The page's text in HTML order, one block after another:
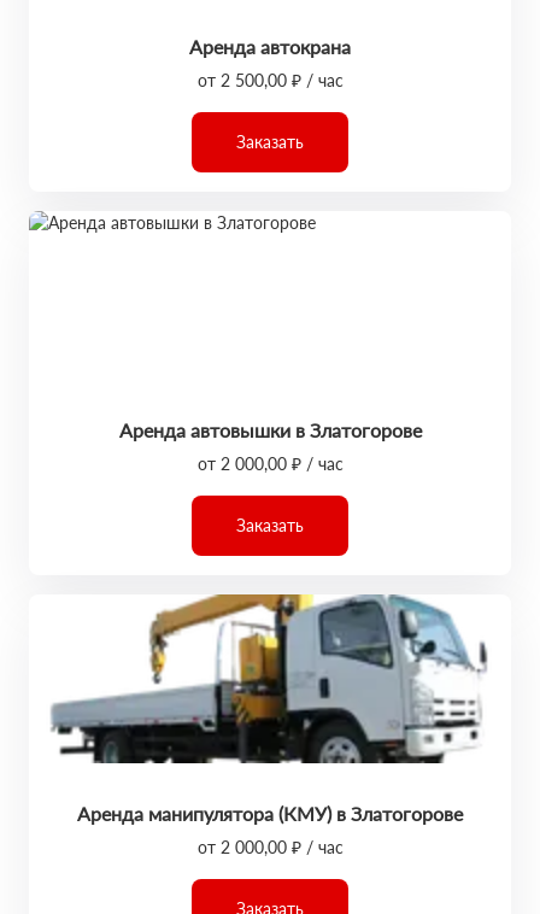
Аренда автокрана
от 2 500,00 ₽ / час
Заказать
Аренда автовышки в Златогорове
от 2 000,00 ₽ / час
Заказать
Аренда манипулятора (КМУ) в Златогорове
от 2 000,00 ₽ / час
Заказать